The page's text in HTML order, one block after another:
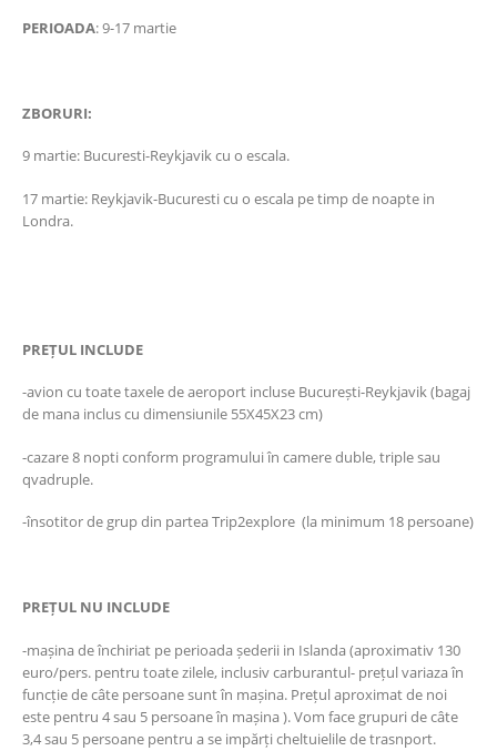
PERIOADA: 9-17 martie
ZBORURI:
9 martie: Bucuresti-Reykjavik cu o escala.
17 martie: Reykjavik-Bucuresti cu o escala pe timp de noapte in
Londra.
PREȚUL INCLUDE
-avion cu toate taxele de aeroport incluse București-Reykjavik (bagaj
de mana inclus cu dimensiunile 55X45X23 cm)
-cazare 8 nopti conform programului în camere duble, triple sau
qvadruple.
-însotitor de grup din partea Trip2explore (la minimum 18 persoane)
PREȚUL NU INCLUDE
-mașina de închiriat pe perioada șederii in Islanda (aproximativ 130
euro/pers. pentru toate zilele, inclusiv carburantul- prețul variaza în
funcție de câte persoane sunt în mașina. Prețul aproximat de noi
este pentru 4 sau 5 persoane în mașina ). Vom face grupuri de câte
3,4 sau 5 persoane pentru a se impărți cheltuielile de trasnport.